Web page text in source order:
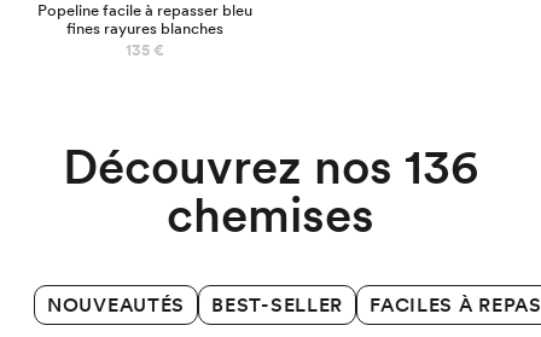
Popeline facile à repasser bleu
fines rayures blanches
135 €
Découvrez nos 136
chemises
NOUVEAUTÉS BEST-SELLER FACILES À
Chemises Business